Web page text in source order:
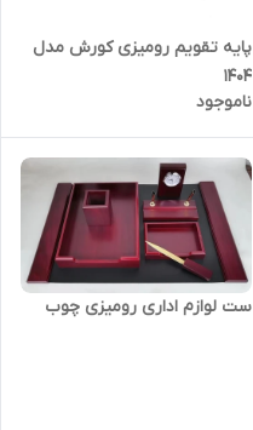
پایه تقویم رومیزی کورش مدل
1404
ناموجود
ست لوازم اداری رومیزی چوب